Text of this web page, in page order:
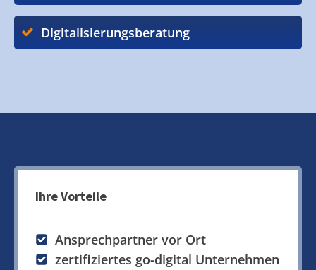
Digitalisierungsberatung
Ihre Vorteile
Ansprechpartner vor Ort
zertifiziertes go-digital Unternehmen